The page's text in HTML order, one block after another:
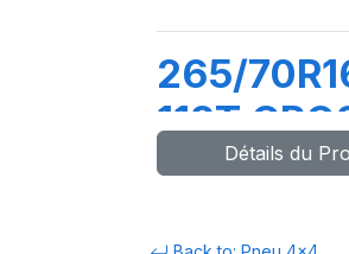
265/
112T
WIND A/T
Détails du